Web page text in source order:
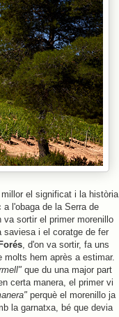
el significat i la història
l'obaga de la Serra de
va sortir el primer morenillo
i el coratge de fer
, d'on va sortir, fa uns
hem après a estimar.
que du una major part
certa manera, el primer vi
perquè el morenillo ja
la garnatxa, bé que devia